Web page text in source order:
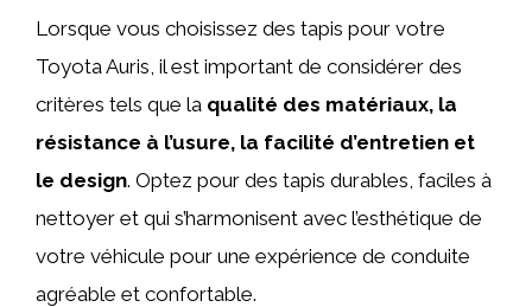
Lorsque vous choisissez des tapis pour votre
Toyota Auris, il est important de considérer des
critères tels que la qualité des matériaux, la
résistance à l’usure, la facilité d’entretien et
le design. Optez pour des tapis durables, faciles à
nettoyer et qui s’harmonisent avec l’esthétique de
votre véhicule pour une expérience de conduite
agréable et confortable.